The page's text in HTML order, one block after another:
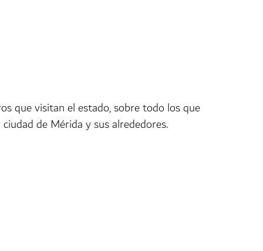
que visitan el estado, sobre todo los que
de Mérida y sus alrededores.